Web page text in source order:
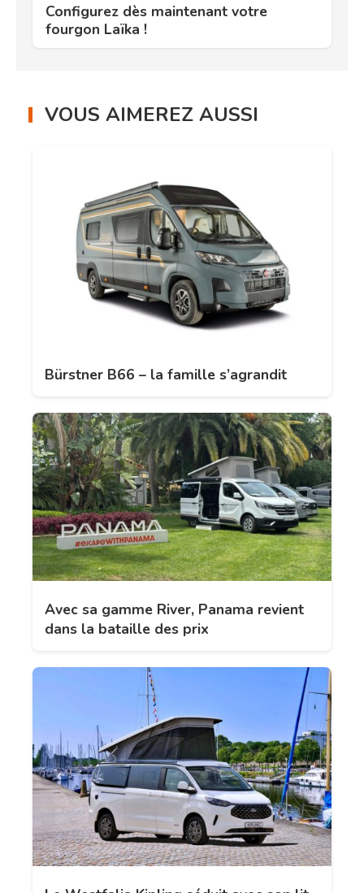
Configurez dès maintenant votre
fourgon Laïka !
VOUS AIMEREZ AUSSI
Bürstner B66 – la famille s’agrandit
Avec sa gamme River, Panama revient
dans la bataille des prix